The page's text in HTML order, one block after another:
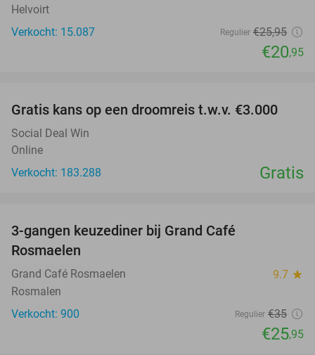
Helvoirt
Verkocht: 15.087
Regulier €25,95
€20,95
Gratis kans op een droomreis t.w.v. €3.000
Social Deal Win
Online
Verkocht: 183.288
Gratis
3-gangen keuzediner bij Grand Café
Rosmaelen
Grand Café Rosmaelen 9.7 star
Rosmalen
Verkocht: 900
Regulier €35
€25,95